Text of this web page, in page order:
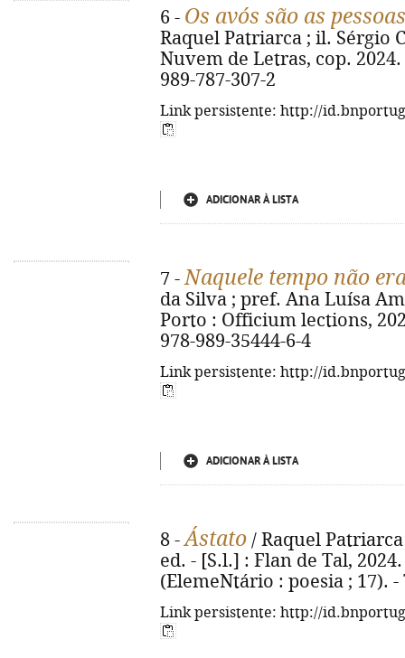
6 - Os avós são as
Raquel Patriarca ; il. Sérgio
Nuvem de Letras, cop.
989-787-307-2
Link persistente: http://
ADICIONAR À LISTA
7 -Naquele tempo não
da Silva ; pref. Ana Luísa
Porto : Officium lections,
978-989-35444-6-4
Link persistente: http://
ADICIONAR À LISTA
8 -Ástato / Raquel
ed. - [S.l.] : Flan de Tal,
(ElemeNtário : poesia ; 17).
Link persistente: http://